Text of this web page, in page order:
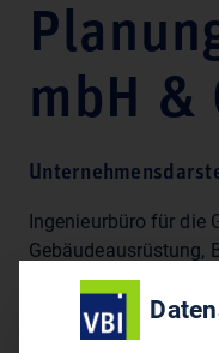
mbH &
Ingenieurbüro für die Gesamtplanung der technischen
Gebäudeausrüstung,
Bauphysik,
Lichtpalnung
folgende Branchen: